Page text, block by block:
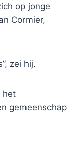
op jonge
Cormier,
zei hij.
het
gemeenschap